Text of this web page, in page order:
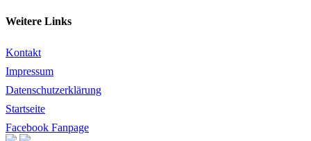
Weitere Links
Kontakt
Impressum
Datenschutzerklärung
Startseite
Facebook Fanpage